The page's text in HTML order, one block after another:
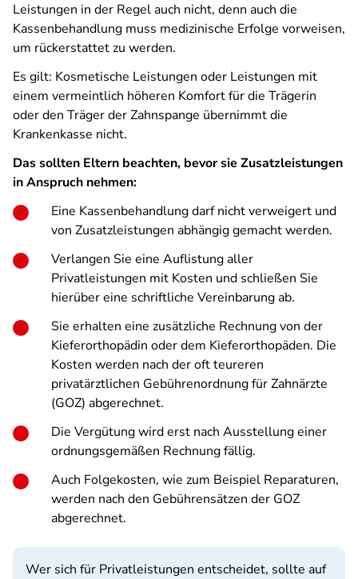
Leistungen in der Regel auch nicht, denn auch die
Kassenbehandlung muss medizinische Erfolge vorweisen,
um rückerstattet zu werden.
Es gilt: Kosmetische Leistungen oder Leistungen mit
einem vermeintlich höheren Komfort für die Trägerin
oder den Träger der Zahnspange übernimmt die
Krankenkasse nicht.
Das sollten Eltern beachten, bevor sie Zusatzleistungen
in Anspruch nehmen:
Eine Kassenbehandlung darf nicht verweigert und
von Zusatzleistungen abhängig gemacht werden.
Verlangen Sie eine Auflistung aller
Privatleistungen mit Kosten und schließen Sie
hierüber eine schriftliche Vereinbarung ab.
Sie erhalten eine zusätzliche Rechnung von der
Kieferorthopädin oder dem Kieferorthopäden. Die
Kosten werden nach der oft teureren
privatärztlichen Gebührenordnung für Zahnärzte
(GOZ) abgerechnet.
Die Vergütung wird erst nach Ausstellung einer
ordnungsgemäßen Rechnung fällig.
Auch Folgekosten, wie zum Beispiel Reparaturen,
werden nach den Gebührensätzen der GOZ
abgerechnet.
Wer sich für Privatleistungen entscheidet, sollte auf